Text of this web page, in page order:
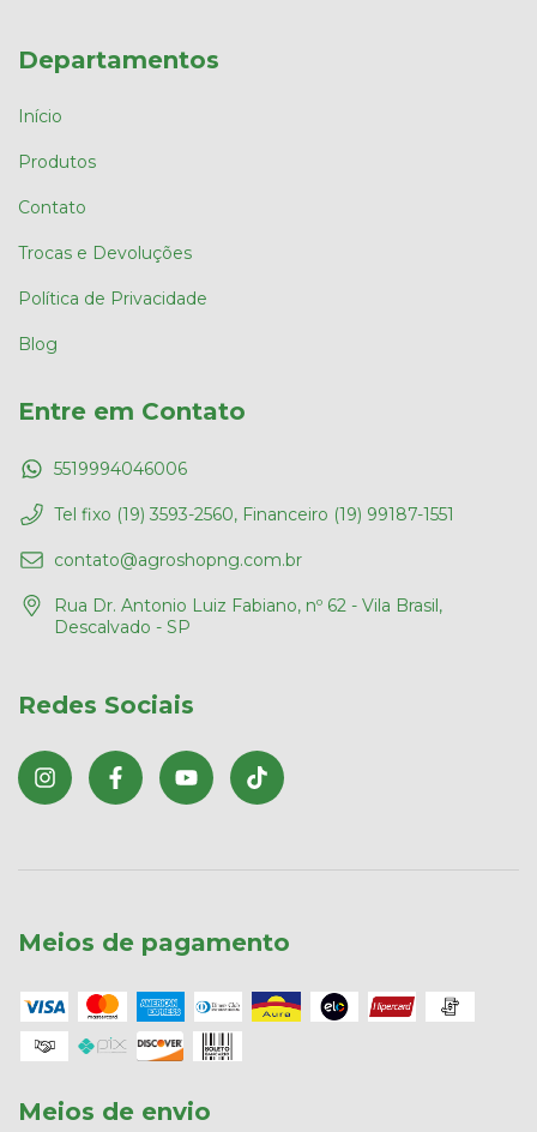
Departamentos
Início
Produtos
Contato
Trocas e Devoluções
Política de Privacidade
Blog
Entre em Contato
5519994046006
Tel fixo (19) 3593-2560, Financeiro (19) 99187-1551
contato@agroshopng.com.br
Rua Dr. Antonio Luiz Fabiano, nº 62 - Vila Brasil,
Descalvado - SP
Redes Sociais
Meios de pagamento
Meios de envio